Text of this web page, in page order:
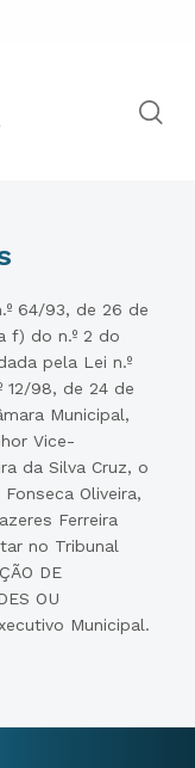
64/93, de 26 de
f) do n.º 2 do
pela Lei n.º
12/98, de 24 de
Municipal,
Vice-
da Silva Cruz, o
Oliveira,
Ferreira
no Tribunal
DE
OU
Municipal.